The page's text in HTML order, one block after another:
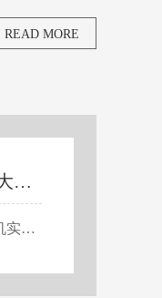
READ MORE
2026无人机实景落地提速！多领域重大项目密集落地
LOW-ALTITUDE ECONOMY · 20262026无人机实景落地提速！多领域重大项目密集落地职业人才红利全面释放进入2026年下半年，国内低空经济正式告别概念试点阶段，迎来大规模实景落地的爆发期。近一个月以来，无人机在民生配送、智慧农业、文旅产业、城市应急、工业巡检等多个主流领域，落地一大批可落地、可商用、可量产的真实项目。随着行业商业化场景持续扩容，规范化、专业化作业成为硬性标准，持证上岗、实景实操、合规作业，已然成为无人机从业者的核心刚需，全新的职业发展机遇正在全面释放。 如今的无人机，早已不是大众印象中的娱乐玩具，而是赋能各行各业的核心智能工具。当下行业最稀缺的不再是飞行设备，而是懂合规、会实操、能独立落地商业项目的专业技术人才，低空经济的人才红利，正式进入全面兑现阶段。🔥 五大赛道同步爆发 · 实景落地进行时📦 低空物流标志事件：广州南沙海上无人机常态化配送 ·人才缺口：航线规划师、实景飞手🌾 ...